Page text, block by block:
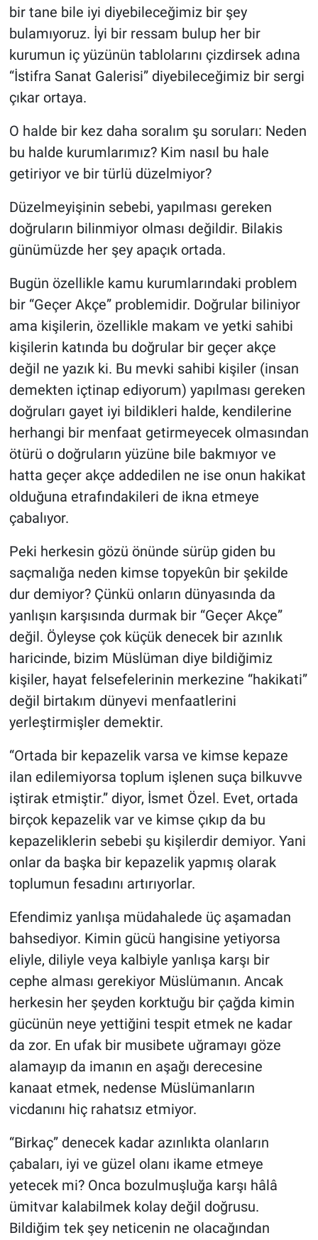
bir tane bile iyi diyebileceğimiz bir şey
bulamıyoruz. İyi bir ressam bulup her bir
kurumun iç yüzünün tablolarını çizdirsek adına
“İstifra Sanat Galerisi” diyebileceğimiz bir sergi
çıkar ortaya.
O halde bir kez daha soralım şu soruları: Neden
bu halde kurumlarımız? Kim nasıl bu hale
getiriyor ve bir türlü düzelmiyor?
Düzelmeyişinin sebebi, yapılması gereken
doğruların bilinmiyor olması değildir. Bilakis
günümüzde her şey apaçık ortada.
Bugün özellikle kamu kurumlarındaki problem
bir “Geçer Akçe” problemidir. Doğrular biliniyor
ama kişilerin, özellikle makam ve yetki sahibi
kişilerin katında bu doğrular bir geçer akçe
değil ne yazık ki. Bu mevki sahibi kişiler (insan
demekten içtinap ediyorum) yapılması gereken
doğruları gayet iyi bildikleri halde, kendilerine
herhangi bir menfaat getirmeyecek olmasından
ötürü o doğruların yüzüne bile bakmıyor ve
hatta geçer akçe addedilen ne ise onun hakikat
olduğuna etrafındakileri de ikna etmeye
çabalıyor.
Peki herkesin gözü önünde sürüp giden bu
saçmalığa neden kimse topyekûn bir şekilde
dur demiyor? Çünkü onların dünyasında da
yanlışın karşısında durmak bir “Geçer Akçe”
değil. Öyleyse çok küçük denecek bir azınlık
haricinde, bizim Müslüman diye bildiğimiz
kişiler, hayat felsefelerinin merkezine “hakikati”
değil birtakım dünyevi menfaatlerini
yerleştirmişler demektir.
“Ortada bir kepazelik varsa ve kimse kepaze
ilan edilemiyorsa toplum işlenen suça bilkuvve
iştirak etmiştir.” diyor, İsmet Özel. Evet, ortada
birçok kepazelik var ve kimse çıkıp da bu
kepazeliklerin sebebi şu kişilerdir demiyor. Yani
onlar da başka bir kepazelik yapmış olarak
toplumun fesadını artırıyorlar.
Efendimiz yanlışa müdahalede üç aşamadan
bahsediyor. Kimin gücü hangisine yetiyorsa
eliyle, diliyle veya kalbiyle yanlışa karşı bir
cephe alması gerekiyor Müslümanın. Ancak
herkesin her şeyden korktuğu bir çağda kimin
gücünün neye yettiğini tespit etmek ne kadar
da zor. En ufak bir musibete uğramayı göze
alamayıp da imanın en aşağı derecesine
kanaat etmek, nedense Müslümanların
vicdanını hiç rahatsız etmiyor.
“Birkaç” denecek kadar azınlıkta olanların
çabaları, iyi ve güzel olanı ikame etmeye
yetecek mi? Onca bozulmuşluğa karşı hâlâ
ümitvar kalabilmek kolay değil doğrusu.
Bildiğim tek şey neticenin ne olacağından